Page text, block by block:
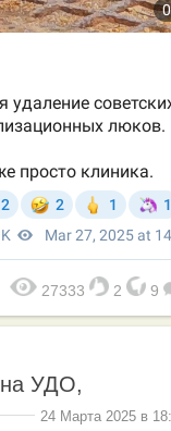
27333 2 9
УДО,
24 Марта 2025 в